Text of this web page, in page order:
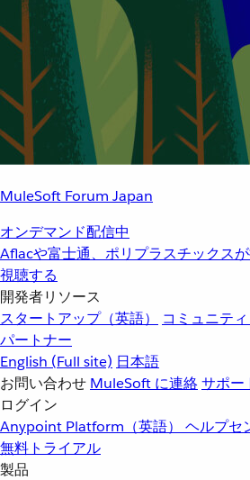
MuleSoft Forum Japan
オンデマンド配信中
Aflacや富士通、ポリプラスチックス
視聴する
開発者リソース
スタートアップ（英語）
コミュニティ
パートナー
English (Full site) 日本語
お問い合わせ MuleSoft に連絡サポー
ログイン
Anypoint Platform（英語） ヘルプセ
無料トライアル
製品